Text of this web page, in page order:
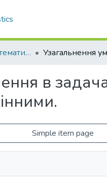
Дослiдження в математицi i механiцi
в
Simple item page